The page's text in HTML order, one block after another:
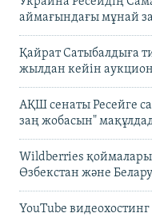
аймағындағы мұнай
Қайрат Сатыбалдыға
жылдан кейін
АҚШ сенаты Ресейге
заң жобасын"
Wildberries
Өзбекстан және
YouTube